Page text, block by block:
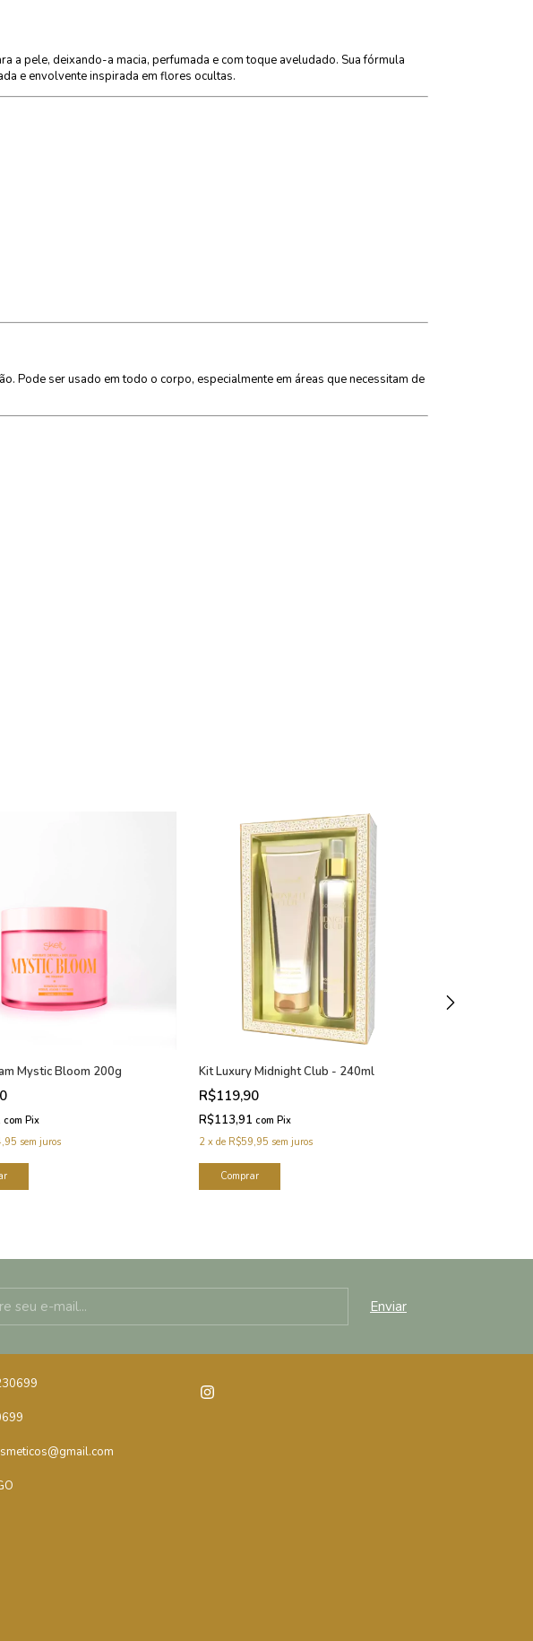
a pele, deixando-a macia, perfumada e com toque aveludado. Sua fórmula
e envolvente inspirada em flores ocultas.
Pode ser usado em todo o corpo, especialmente em áreas que necessitam de
Mystic Bloom 200g
com Pix
sem juros
Kit Luxury Midnight Club - 240ml
R$119,90
R$113,91 com Pix
2 x de R$59,95 sem juros